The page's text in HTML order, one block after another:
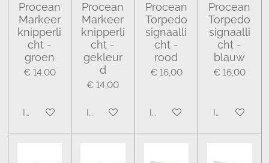
Procean
Markeer
knipperli
cht -
groen
€ 14,00
In winkelwagen
Procean
Markeer
knipperli
cht -
gekleur
d
€ 14,00
In winkelwagen
Procean
Torpedo
signaalli
cht -
rood
€ 16,00
In winkelwagen
Procean
Torpedo
signaalli
cht -
blauw
€ 16,00
In